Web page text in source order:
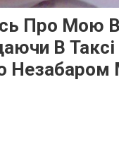
Про Мою
В
Незабаром